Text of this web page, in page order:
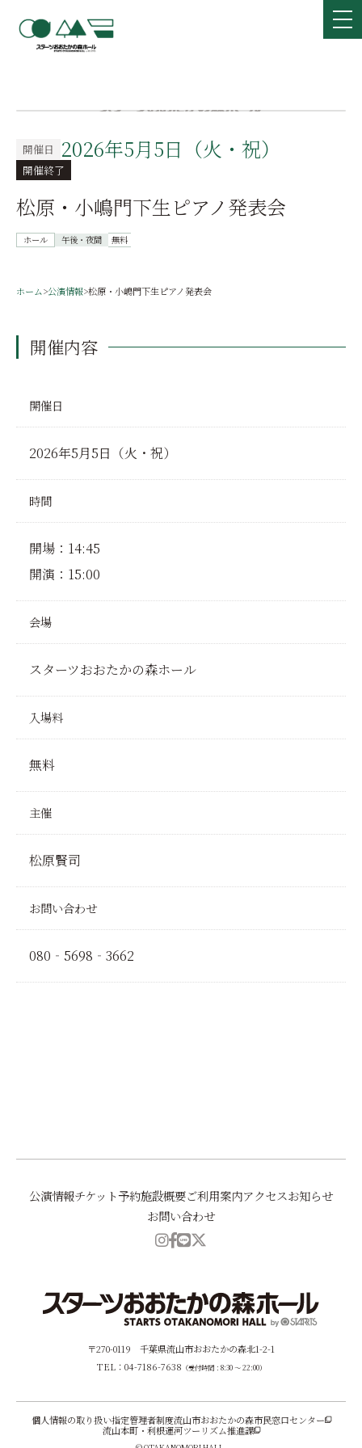
開催日 2026年5月5日（火・祝）
開催終了
松原・小嶋門下生ピアノ発表会
ホール 午後・夜間 無料
ホーム>公演情報>松原・小嶋門下生ピアノ発表会
開催内容
開催日
2026年5月5日（火・祝）
時間
開場：14:45
開演：15:00
会場
スターツおおたかの森ホール
入場料
無料
主催
松原賢司
お問い合わせ
080‐5698‐3662
公演情報チケット予約施設概要ご利用案内アクセスお知らせ
お問い合わせ
〒270-0119 千葉県流山市おおたかの森北1-2-1
TEL：04-7186-7638 （受付時間：8:30 ～ 22:00）
個人情報の取り扱い指定管理者制度流山市おおたかの森市民窓口センター
流山本町・利根運河ツーリズム推進課